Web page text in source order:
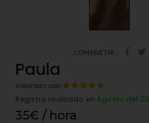
COMPARTIR :
Paula
Valorado con
Registro realizado en Agosto del
35€ / hora